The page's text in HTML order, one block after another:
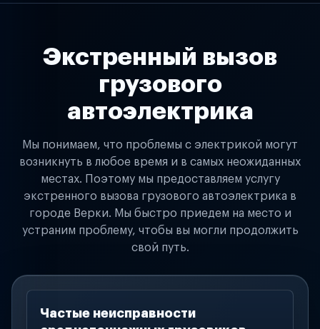
Экстренный вызов
грузового
автоэлектрика
Мы понимаем, что проблемы с электрикой могут
возникнуть в любое время и в самых неожиданных
местах. Поэтому мы предоставляем услугу
экстренного вызова грузового автоэлектрика в
городе Верки. Мы быстро приедем на место и
устраним проблему, чтобы вы могли продолжить
свой путь.
Частые неисправности